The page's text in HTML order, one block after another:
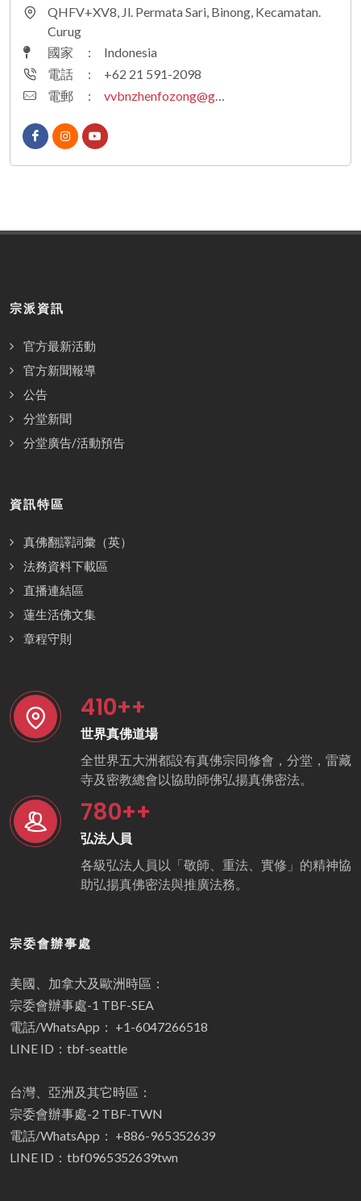
QHFV+XV8, Jl. Permata Sari, Binong, Kecamatan.
Curug
國家
:
Indonesia
電話
:
+62 21 591-2098
電郵
: vvbnzhenfozong@gmail.com
宗派資訊
官方最新活動
官方新聞報導
公告
分堂新聞
分堂廣告/活動預告
資訊特區
真佛翻譯詞彙（英）
法務資料下載區
直播連結區
蓮生活佛文集
章程守則
410++
世界真佛道場
全世界五大洲都設有真佛宗同修會，分堂，雷藏
寺及密教總會以協助師佛弘揚真佛密法。
780++
弘法人員
各級弘法人員以「敬師、重法、實修」的精神協
助弘揚真佛密法與推廣法務。
宗委會辦事處
美國、加拿大及歐洲時區：
宗委會辦事處-1 TBF-SEA
電話/WhatsApp： +1-6047266518
LINE ID：tbf-seattle
台灣、亞洲及其它時區：
宗委會辦事處-2 TBF-TWN
電話/WhatsApp： +886-965352639
LINE ID：tbf0965352639twn